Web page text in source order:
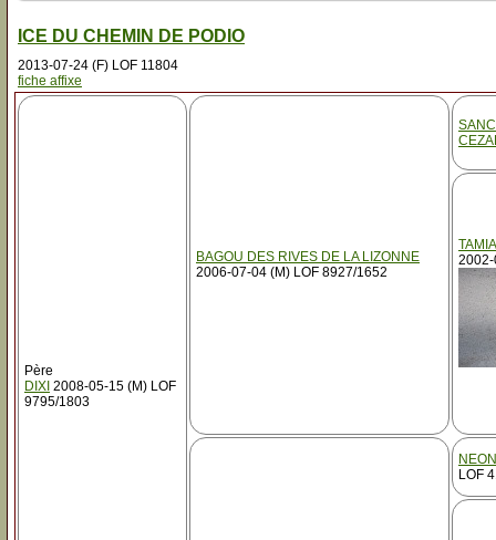
ICE DU CHEMIN DE PODIO
2013-07-24 (F) LOF 11804
fiche affixe
Père
DIXI 2008-05-15 (M) LOF
9795/1803
BAGOU DES RIVES DE LA LIZONNE
2006-07-04 (M) LOF 8927/1652
2002-
LOF